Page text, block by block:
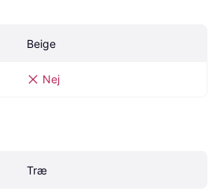
Beige
Nej
Træ